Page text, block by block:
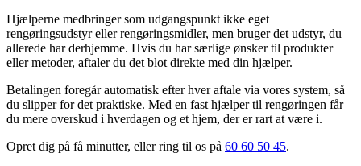
Hjælperne medbringer som udgangspunkt ikke eget
rengøringsudstyr eller rengøringsmidler, men bruger det udstyr, du
allerede har derhjemme. Hvis du har særlige ønsker til produkter
eller metoder, aftaler du det blot direkte med din hjælper.
Betalingen foregår automatisk efter hver aftale via vores system, så
du slipper for det praktiske. Med en fast hjælper til rengøringen får
du mere overskud i hverdagen og et hjem, der er rart at være i.
Opret dig på få minutter, eller ring til os på 60 60 50 45.